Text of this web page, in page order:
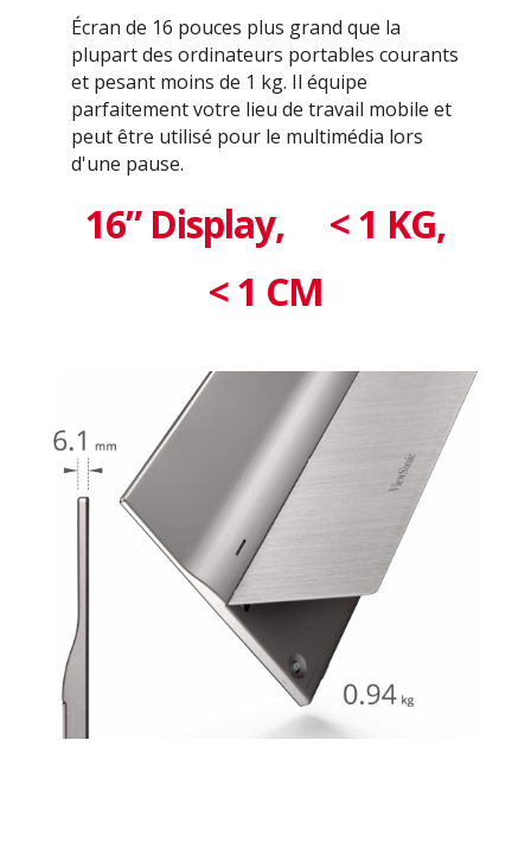
Écran de 16 pouces plus grand que la
plupart des ordinateurs portables courants
et pesant moins de 1 kg. Il équipe
parfaitement votre lieu de travail mobile et
peut être utilisé pour le multimédia lors
d'une pause.
16” Display,
< 1 KG,
< 1 CM